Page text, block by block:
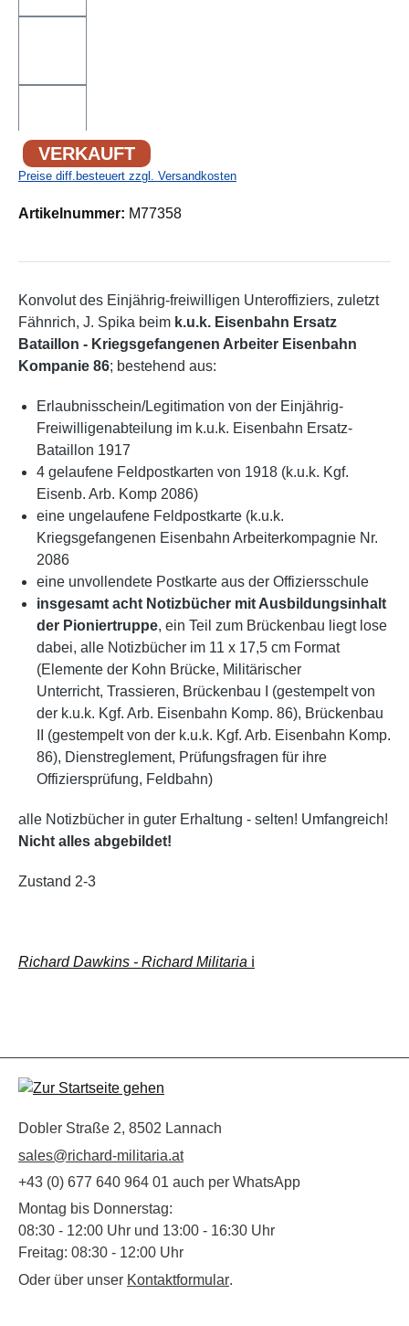
VERKAUFT
Preise diff.besteuert zzgl. Versandkosten
Artikelnummer: M77358
Konvolut des Einjährig-freiwilligen Unteroffiziers, zuletzt
Fähnrich, J. Spika beim k.u.k. Eisenbahn Ersatz
Bataillon - Kriegsgefangenen Arbeiter Eisenbahn
Kompanie 86; bestehend aus:
Erlaubnisschein/Legitimation von der Einjährig-
Freiwilligenabteilung im k.u.k. Eisenbahn Ersatz-
Bataillon 1917
4 gelaufene Feldpostkarten von 1918 (k.u.k. Kgf.
Eisenb. Arb. Komp 2086)
eine ungelaufene Feldpostkarte (k.u.k.
Kriegsgefangenen Eisenbahn Arbeiterkompagnie Nr.
2086
eine unvollendete Postkarte aus der Offiziersschule
insgesamt acht Notizbücher mit Ausbildungsinhalt
der Pioniertruppe, ein Teil zum Brückenbau liegt lose
dabei, alle Notizbücher im 11 x 17,5 cm Format
(Elemente der Kohn Brücke, Militärischer
Unterricht, Trassieren, Brückenbau I (gestempelt von
der k.u.k. Kgf. Arb. Eisenbahn Komp. 86), Brückenbau
II (gestempelt von der k.u.k. Kgf. Arb. Eisenbahn Komp.
86), Dienstreglement, Prüfungsfragen für ihre
Offiziersprüfung, Feldbahn)
alle Notizbücher in guter Erhaltung - selten! Umfangreich!
Nicht alles abgebildet!
Zustand 2-3
Richard Dawkins - Richard Militaria ℹ️
Dobler Straße 2, 8502 Lannach
sales@richard-militaria.at
+43 (0) 677 640 964 01 auch per WhatsApp
Montag bis Donnerstag:
08:30 - 12:00 Uhr und 13:00 - 16:30 Uhr
Freitag: 08:30 - 12:00 Uhr
Oder über unser Kontaktformular.